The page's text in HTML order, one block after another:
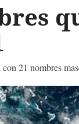
21 nombres